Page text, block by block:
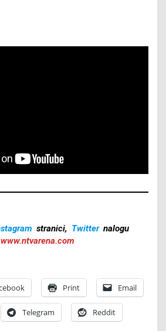
stranici, Twitter nalogu
www.ntvarena.com
Print Email
Telegram Reddit